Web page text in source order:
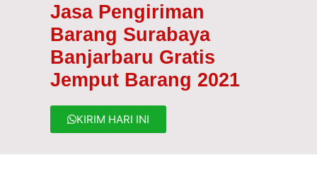
Jasa Pengiriman
Barang Surabaya
Banjarbaru Gratis
Jemput Barang 2021
KIRIM HARI INI